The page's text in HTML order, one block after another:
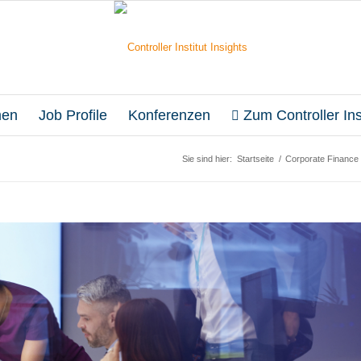
Job Profile Konferenzen Zum Controller
Sie sind hier: Startseite / Corporate Finance